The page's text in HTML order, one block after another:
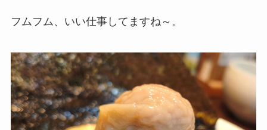
フムフム、いい仕事してますね～。